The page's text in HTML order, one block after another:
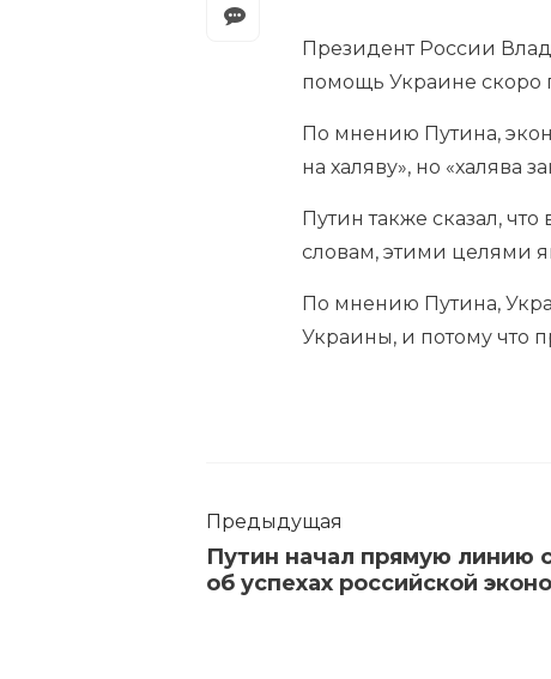
Президент России
помощь Украине скоро
По мнению Путина,
на халяву», но «халява
Путин также сказал,
словам, этими целями
По мнению Путина,
Украины, и потому что
Предыдущая
Путин начал прямую линию
об успехах российской